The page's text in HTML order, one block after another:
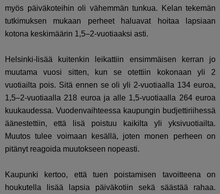
myös päiväkoteihin oli vähemmän tunkua. Kelan tekemän
tutkimuksen mukaan perheet haluavat hoitaa lapsiaan
kotona keskimäärin 1,5–2-vuotiaaksi asti.
Helsinki-lisää kuitenkin leikattiin ensimmäisen kerran jo
muutama vuosi sitten, kun se otettiin kokonaan yli 2
vuotiailta pois. Sitä ennen se oli yli 2-vuotiaalla 134 euroa,
1,5–2-vuotiaalla 218 euroa ja alle 1,5-vuotiaalla 264 euroa
kuukaudessa. Vuodenvaihteessa kaupungin budjettiriihessä
äänestettiin, että lisä poistuu kaikilta yli yksivuotiailta.
Muutos tulee voimaan kesällä, joten monen perheen on
pitänyt reagoida muutokseen nopeasti.
Kaupunki kertoo, että tuen poistamisen tavoitteena on
houkutella lisää lapsia päiväkotiin sekä säästää rahaa.